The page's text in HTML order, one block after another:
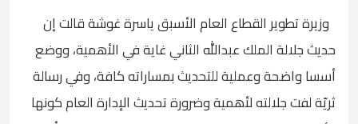
وزيرة تطوير القطاع العام الأسبق ياسرة غوشة قالت إن
حديث جلالة الملك عبدالله الثاني غاية في الأهمية، ووضع
أسسا واضحة وعملية للتحديث بمساراته كافة، وفي رسالة
ثريّة لفت جلالته لأهمية وضرورة تحديث الإدارة العام كونها